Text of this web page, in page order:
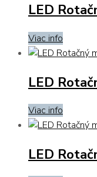
LED
Viac info
LED
Viac info
LED